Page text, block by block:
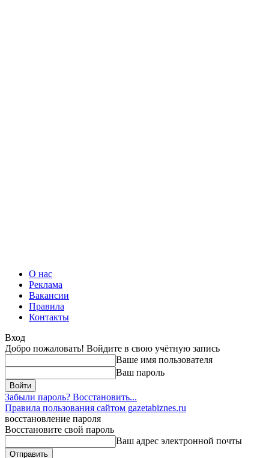
О нас
Реклама
Вакансии
Правила
Контакты
Вход
Добро пожаловать! Войдите в свою учётную запись
Ваше имя пользователя
Ваш пароль
Забыли пароль? Восстановить...
Правила пользования сайтом gazetabiznes.ru
восстановление пароля
Восстановите свой пароль
Ваш адрес электронной почты